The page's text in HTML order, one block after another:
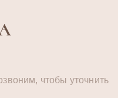
чтобы уточнить